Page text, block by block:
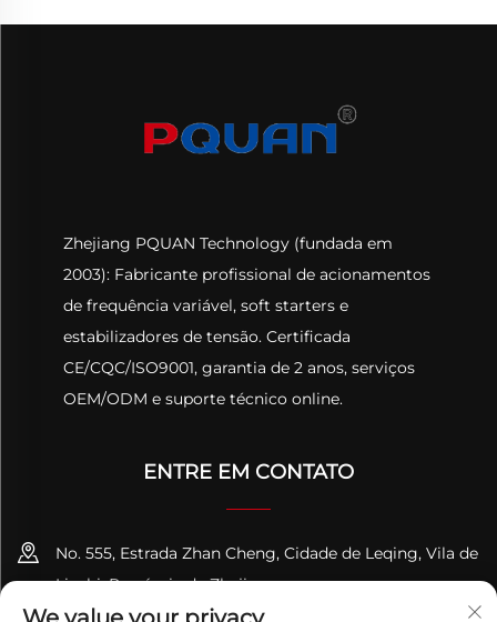
Zhejiang PQUAN Technology (fundada em
2003): Fabricante profissional de acionamentos
de frequência variável, soft starters e
estabilizadores de tensão. Certificada
CE/CQC/ISO9001, garantia de 2 anos, serviços
OEM/ODM e suporte técnico online.
ENTRE EM CONTATO
No. 555, Estrada Zhan Cheng, Cidade de Leqing, Vila de
Liushi, Província de Zhejiang